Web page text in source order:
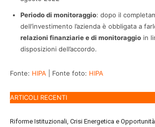
Periodo di monitoraggio: dopo il
dell’investimento l’azienda è obbligata a
relazioni finanziarie e di monitoraggio in
disposizioni dell’accordo.
Fonte: HIPA | Fonte foto: HIPA
ARTICOLI RECENTI
Riforme Istituzionali, Crisi Energetica e